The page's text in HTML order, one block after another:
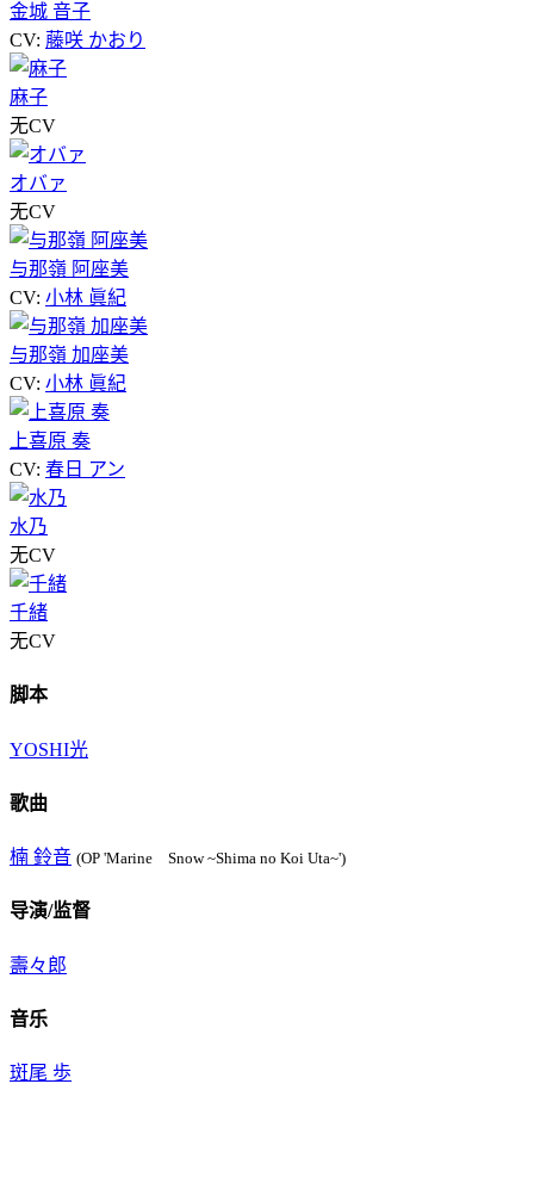
金城 音子
CV: 藤咲 かおり
麻子
无CV
オバァ
无CV
与那嶺 阿座美
CV: 小林 眞紀
与那嶺 加座美
CV: 小林 眞紀
上喜原 奏
CV: 春日 アン
水乃
无CV
千緒
无CV
脚本
YOSHI光
歌曲
楠 鈴音 (OP 'Marine Snow ~Shima no Koi Uta~')
导演/监督
壽々郎
音乐
斑尾 歩